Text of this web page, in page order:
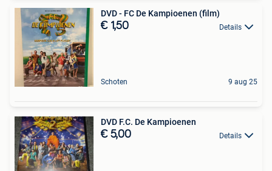
DVD - FC De Kampioenen (film)
€ 1,50 Details
Schoten 9 aug 25
DVD F.C. De Kampioenen
€ 5,00 Details